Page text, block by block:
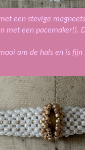
een stevige
met een pacemaker!).
om de hals en is